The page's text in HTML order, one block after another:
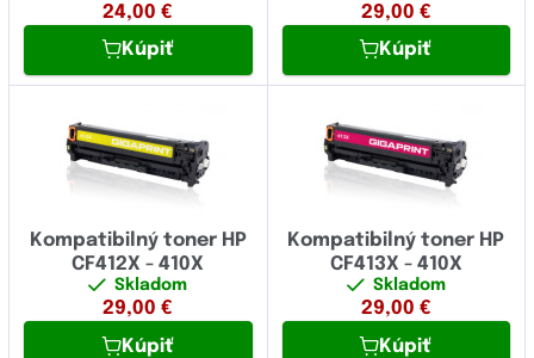
24,00 €
Kúpiť
29,00 €
Kúpiť
Kompatibilný toner HP
CF412X - 410X
Skladom
29,00 €
Kúpiť
Kompatibilný toner HP
CF413X - 410X
Skladom
29,00 €
Kúpiť